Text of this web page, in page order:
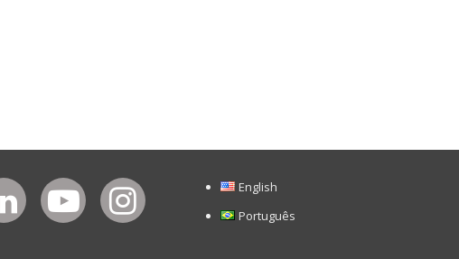
English
Português